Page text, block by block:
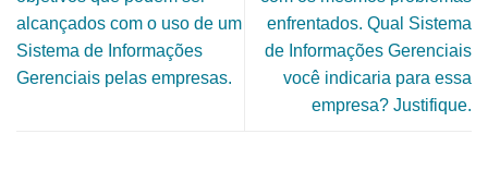
alcançados com o uso de um
Sistema de Informações
Gerenciais pelas empresas.
enfrentados. Qual Sistema
de Informações Gerenciais
você indicaria para essa
empresa? Justifique.